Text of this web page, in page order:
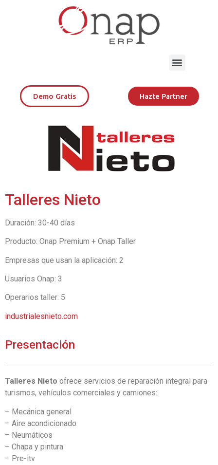
Demo Gratis Hazte Partner
Talleres Nieto
Duración: 30-40 días
Producto: Onap Premium + Onap Taller
Empresas que usan la aplicación: 2
Usuarios Onap: 3
Operarios taller: 5
industrialesnieto.com
Presentación
Talleres Nieto ofrece servicios de reparación integral para
turismos, vehículos comerciales y camiones:
– Mecánica general
– Aire acondicionado
– Neumáticos
– Chapa y pintura
– Pre-itv